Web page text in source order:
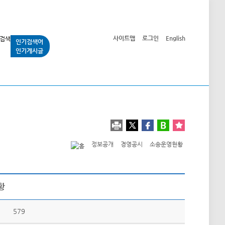
인기검색어
인기게시글
사이트맵 로그인 English
정보공개 경영공시 소송운영현황
579